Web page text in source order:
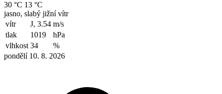
30 °C 13 °C
jasno, slabý jižní vítr
vítr
J, 3.54 m/s
tlak
1019
hPa
vlhkost 34
%
pondělí 10. 8. 2026